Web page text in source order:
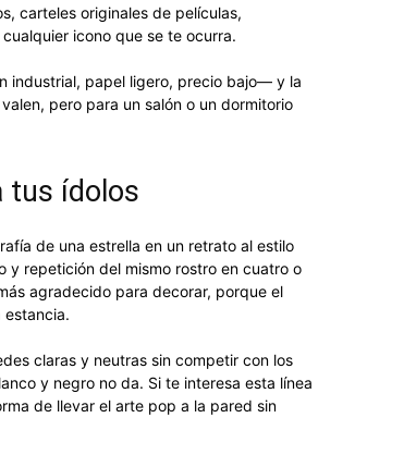
carteles originales de películas,
icono que se te ocurra.
industrial, papel ligero, precio bajo— y la
pero para un salón o un dormitorio
tus ídolos
de una estrella en un retrato al estilo
y repetición del mismo rostro en cuatro o
agradecido para decorar, porque el
estancia.
claras y neutras sin competir con los
y negro no da. Si te interesa esta línea
de llevar el arte pop a la pared sin